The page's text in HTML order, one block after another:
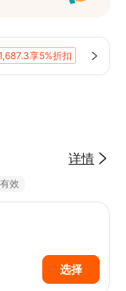
到近代帆
“青岛号”
的立体
青岛与
享5%折扣
详情
效
选择